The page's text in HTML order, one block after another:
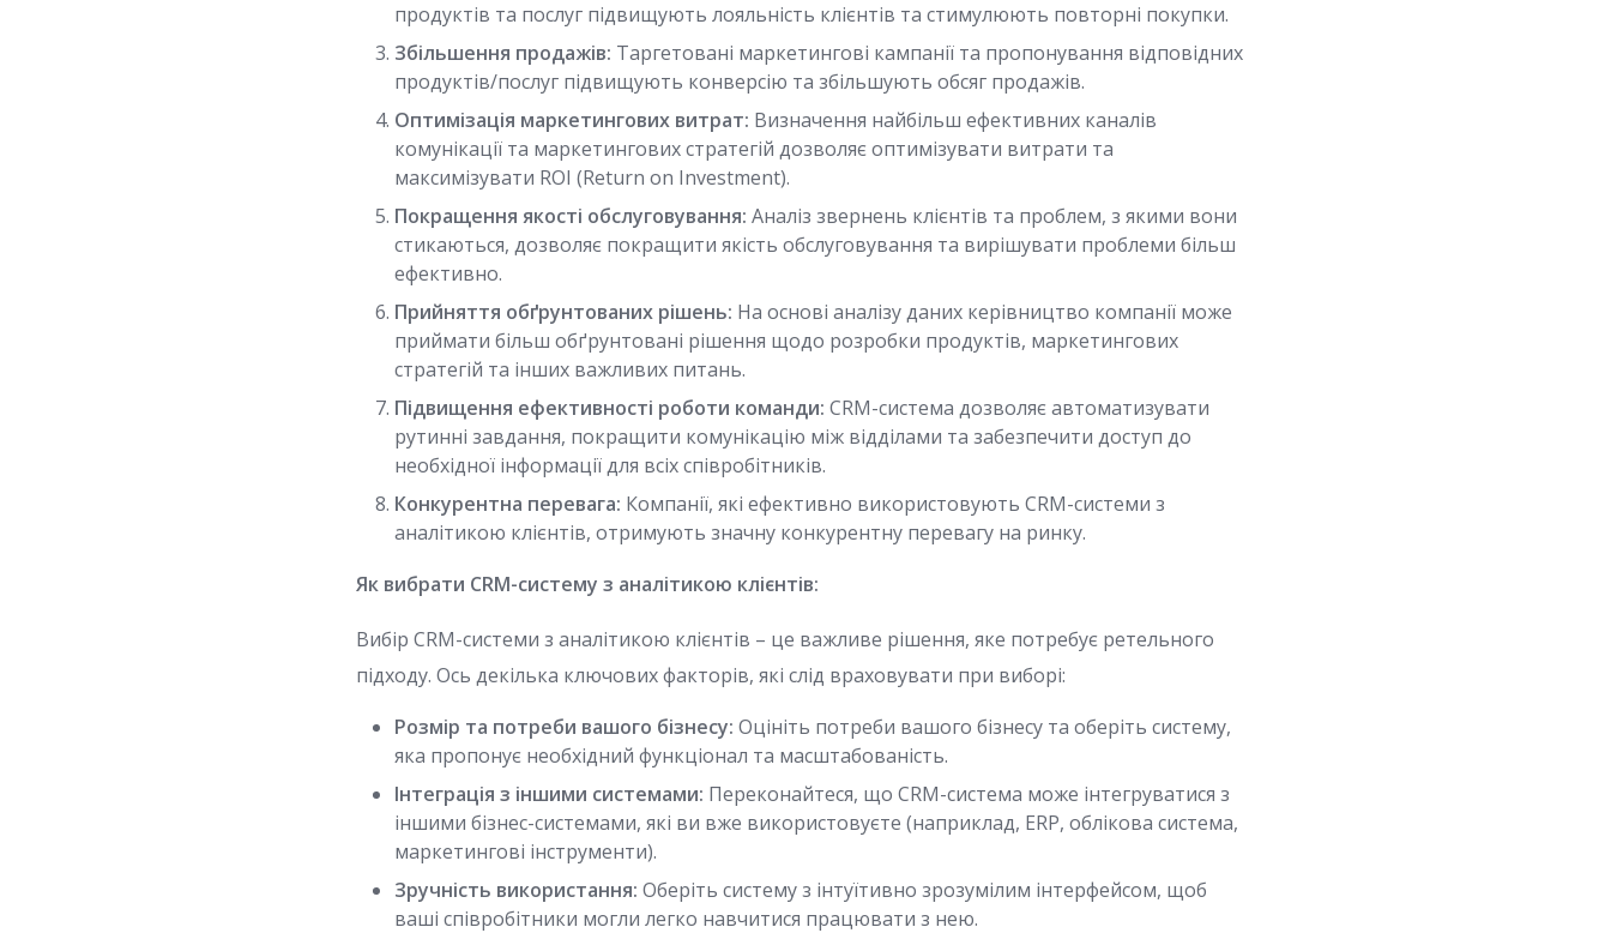
продуктів та послуг підвищують лояльність клієнтів та стимулюють повторні покупки.
Збільшення продажів: Таргетовані маркетингові кампанії та пропонування відповідних
продуктів/послуг підвищують конверсію та збільшують обсяг продажів.
Оптимізація маркетингових витрат: Визначення найбільш ефективних каналів
комунікації та маркетингових стратегій дозволяє оптимізувати витрати та
максимізувати ROI (Return on Investment).
Покращення якості обслуговування: Аналіз звернень клієнтів та проблем, з якими вони
стикаються, дозволяє покращити якість обслуговування та вирішувати проблеми більш
ефективно.
Прийняття обґрунтованих рішень: На основі аналізу даних керівництво компанії може
приймати більш обґрунтовані рішення щодо розробки продуктів, маркетингових
стратегій та інших важливих питань.
Підвищення ефективності роботи команди: CRM-система дозволяє автоматизувати
рутинні завдання, покращити комунікацію між відділами та забезпечити доступ до
необхідної інформації для всіх співробітників.
Конкурентна перевага: Компанії, які ефективно використовують CRM-системи з
аналітикою клієнтів, отримують значну конкурентну перевагу на ринку.
Як вибрати CRM-систему з аналітикою клієнтів:
Вибір CRM-системи з аналітикою клієнтів – це важливе рішення, яке потребує ретельного
підходу. Ось декілька ключових факторів, які слід враховувати при виборі:
Розмір та потреби вашого бізнесу: Оцініть потреби вашого бізнесу та оберіть систему,
яка пропонує необхідний функціонал та масштабованість.
Інтеграція з іншими системами: Переконайтеся, що CRM-система може інтегруватися з
іншими бізнес-системами, які ви вже використовуєте (наприклад, ERP, облікова система,
маркетингові інструменти).
Зручність використання: Оберіть систему з інтуїтивно зрозумілим інтерфейсом, щоб
ваші співробітники могли легко навчитися працювати з нею.